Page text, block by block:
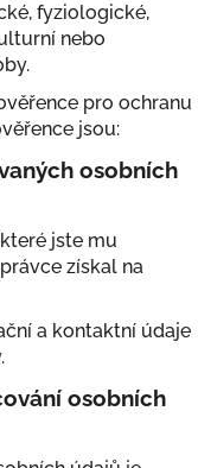
fyziologické,
nebo
pro ochranu
jsou:
osobních
jste mu
získal na
a kontaktní údaje
osobních